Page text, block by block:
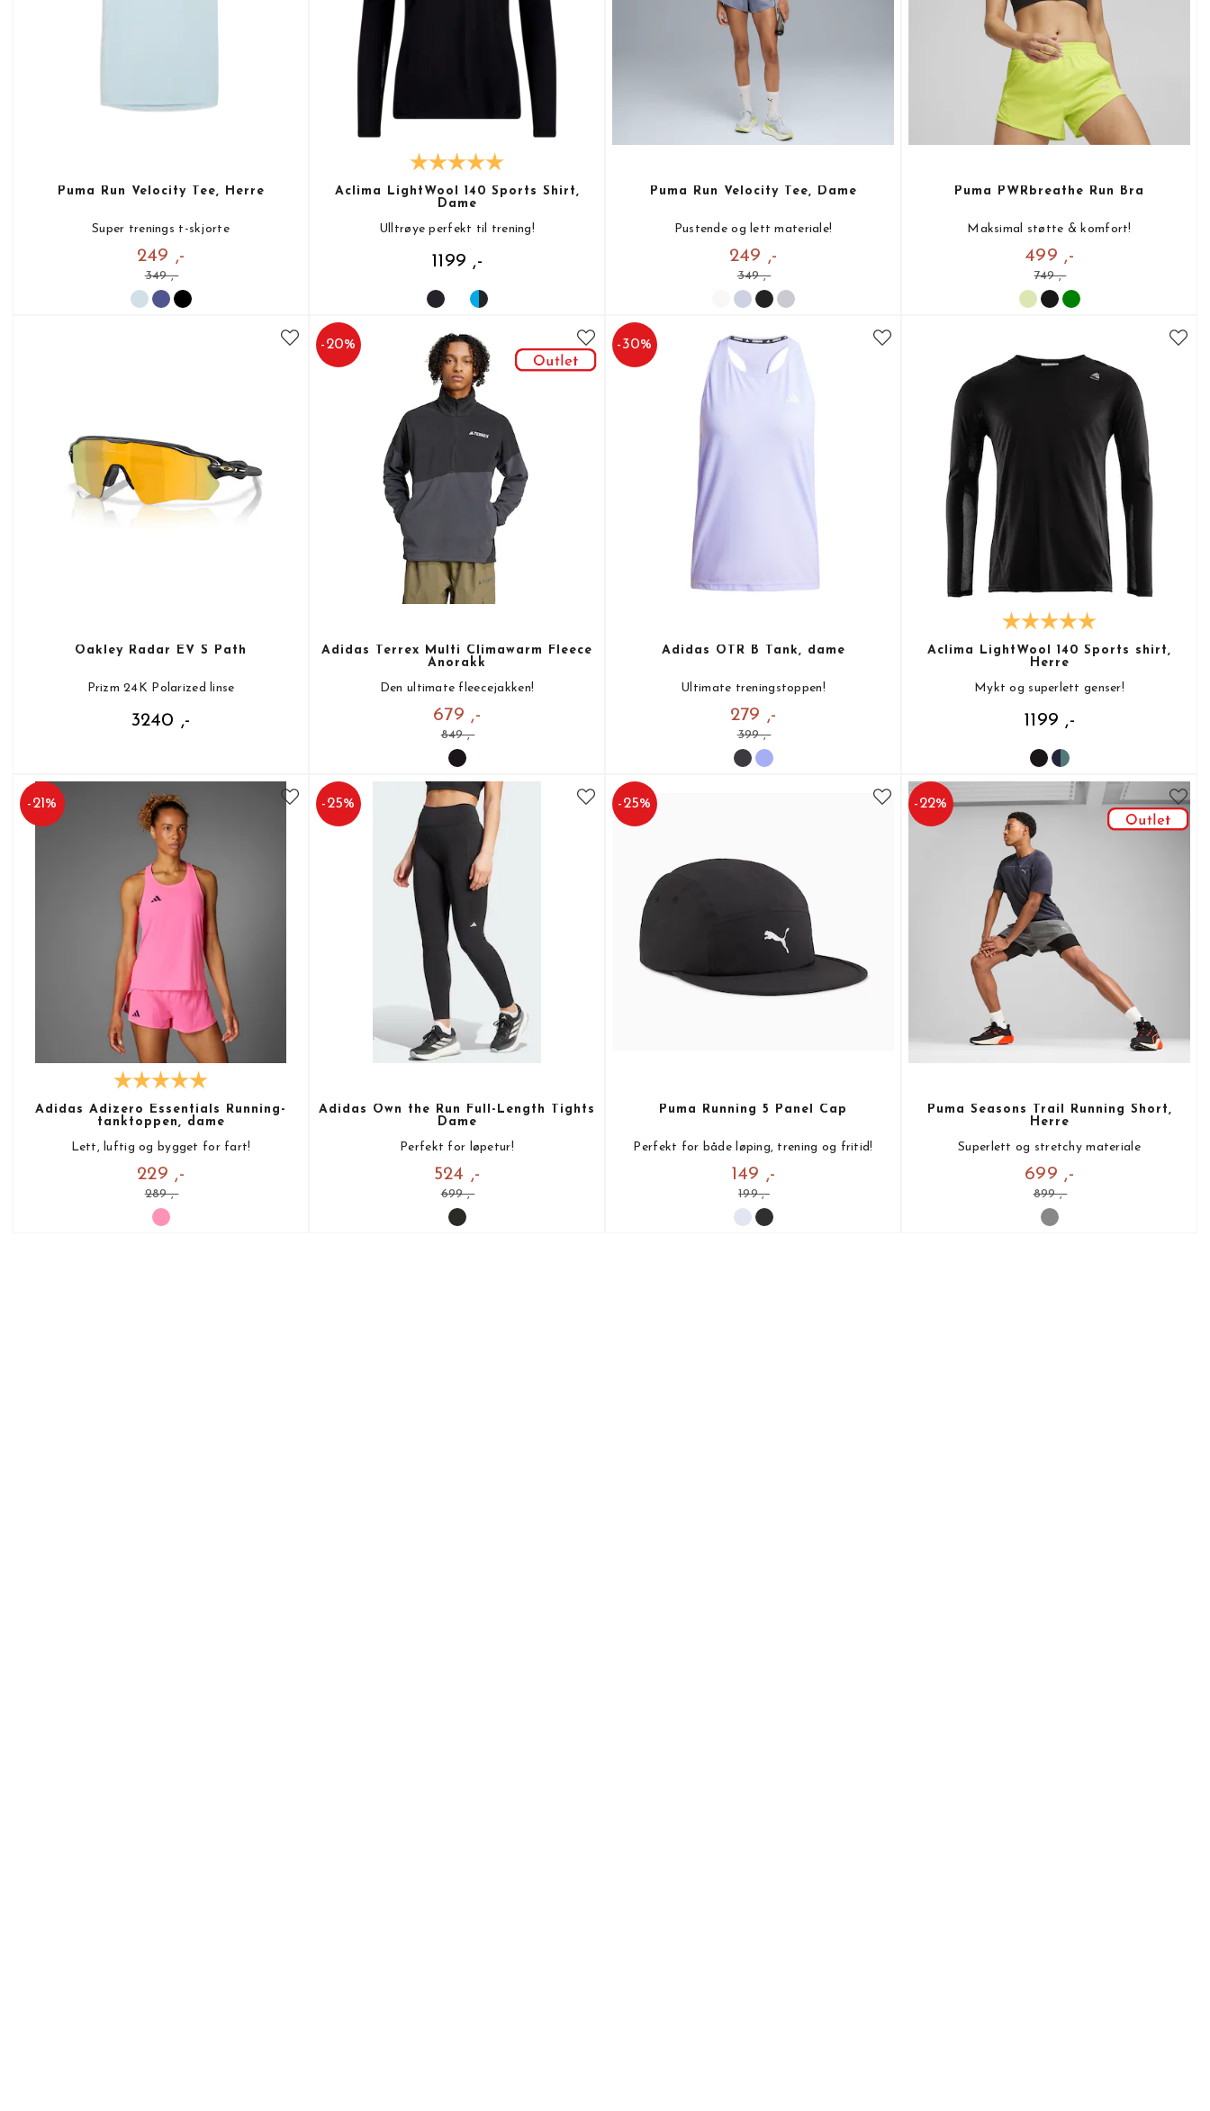
Puma Run Velocity Tee, Herre
Super trenings t-skjorte
249 ,-
349 ,-
Aclima LightWool 140 Sports Shirt,
Dame
Ulltrøye perfekt til trening!
1199 ,-
Puma Run Velocity Tee, Dame
Pustende og lett materiale!
249 ,-
349 ,-
Puma PWRbreathe Run Bra
Maksimal støtte & komfort!
499 ,-
749 ,-
Oakley Radar EV S Path
Prizm 24K Polarized linse
3240 ,-
-20%
Adidas Terrex Multi Climawarm Fleece
Anorakk
Den ultimate fleecejakken!
679 ,-
849 ,-
-30%
Adidas OTR B Tank, dame
Ultimate treningstoppen!
279 ,-
399 ,-
Aclima LightWool 140 Sports shirt,
Herre
Mykt og superlett genser!
1199 ,-
-21 %
Adidas Adizero Essentials Running-
tanktoppen, dame
Lett, luftig og bygget for fart!
229 ,-
289 ,-
-25%
Adidas Own the Run Full-Length Tights
Dame
Perfekt for løpetur!
524 ,-
699 ,-
-25%
Puma Running 5 Panel Cap
Perfekt for både løping, trening og fritid!
149 ,-
199 ,-
-22%
Puma Seasons Trail Running Short,
Herre
Superlett og stretchy materiale
699 ,-
899 ,-